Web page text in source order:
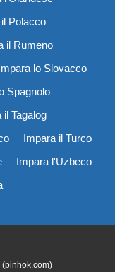
Polacco
il Rumeno
lo Slovacco
Spagnolo
il Tagalog
Impara il Turco
Impara l'Uzbeco
(pinhok.com)